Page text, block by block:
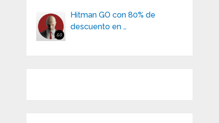
Hitman GO con 80% de
descuento en …